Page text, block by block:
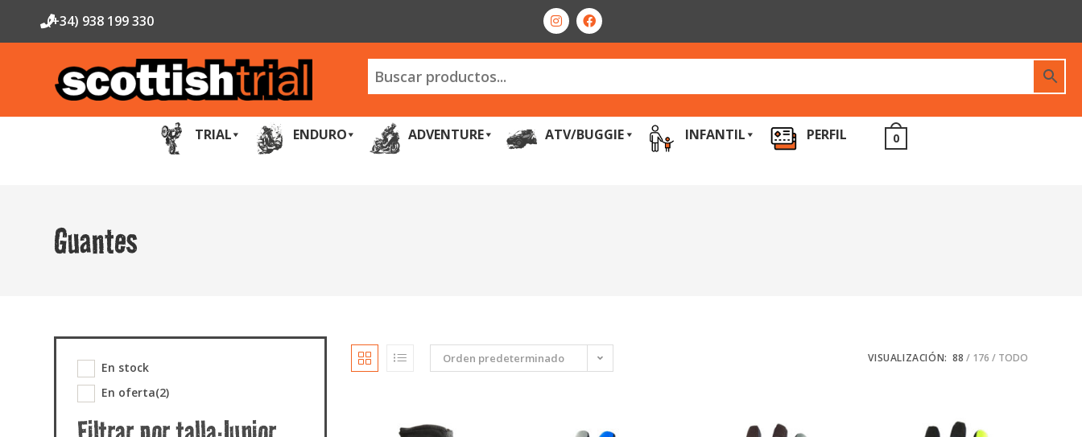
(+34) 938 199 330
TRIAL ENDURO ADVENTURE ATV/BUGGIE INFANTIL PERFIL 0
Guantes
Orden predeterminado VISUALIZACIÓN: 88 176 TODO
En stock
En oferta(2)